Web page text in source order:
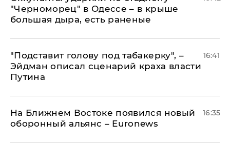
"Черноморец" в Одессе – в крыше
большая дыра, есть раненые
​"Подставит голову под табакерку", –
Эйдман описал сценарий краха власти
Путина
16:41
На Ближнем Востоке появился новый
оборонный альянс – Euronews
16:35